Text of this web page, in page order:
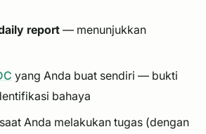
report — menunjukkan
yang Anda buat sendiri — bukti
bahaya
saat Anda melakukan tugas (dengan